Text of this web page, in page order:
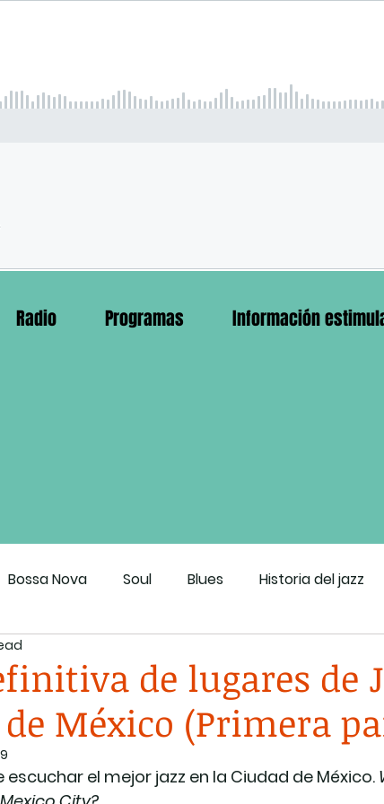
Radio Programas Información
Bossa Nova Soul Blues Historia del jazz
Groove de CDMX
de lugares de
México (Primera
el mejor jazz en la Ciudad de México.